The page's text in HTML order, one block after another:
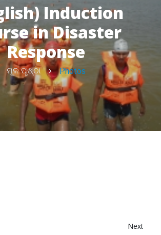
Induction
in Disaster
Response
ମୂଳ ପୃଷ୍ଠା Photos
Next